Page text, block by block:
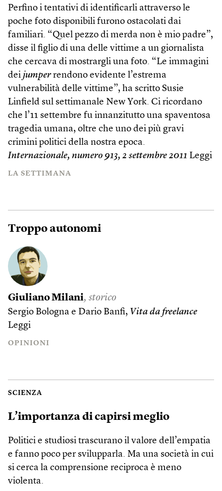
Perfino i tentativi di identificarli attraverso le
poche foto disponibili furono ostacolati dai
familiari. “Quel pezzo di merda non è mio padre”,
disse il figlio di una delle vittime a un giornalista
che cercava di mostrargli una foto. “Le immagini
dei jumperrendono evidente l’estrema
vulnerabilità delle vittime”, ha scritto Susie
Linfield sul settimanale New York. Ci ricordano
che l’11 settembre fu innanzitutto una spaventosa
tragedia umana, oltre che uno dei più gravi
crimini politici della nostra epoca.
Internazionale, numero 913, 2 settembre 2011 Leggi
LA SETTIMANA
Troppo autonomi
Giuliano Milani, storico
Sergio Bologna e Dario Banfi, Vita da freelance
Leggi
OPINIONI
SCIENZA
L’importanza di capirsi meglio
Politici e studiosi trascurano il valore dell’empatia
e fanno poco per svilupparla. Ma una società in cui
si cerca la comprensione reciproca è meno
violenta.